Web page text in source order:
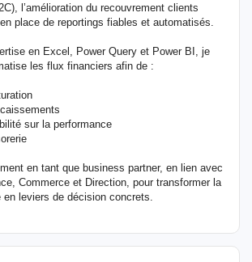
l’amélioration du recouvrement clients
place de reportings fiables et automatisés.
en Excel, Power Query et Power BI, je
les flux financiers afin de :
sur la performance
en tant que business partner, en lien avec
Commerce et Direction, pour transformer la
en leviers de décision concrets.